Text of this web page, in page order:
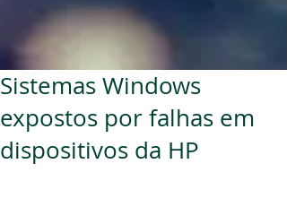
Sistemas Windows
expostos por falhas em
dispositivos da HP